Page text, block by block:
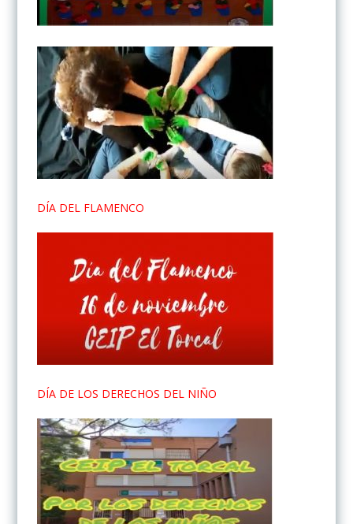
DÍA DEL FLAMENCO
DÍA DE LOS DERECHOS DEL NIÑO